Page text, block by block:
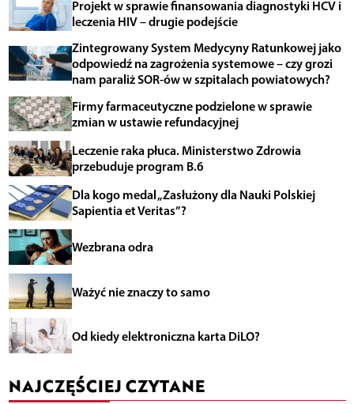
Projekt w sprawie finansowania diagnostyki HCV i
leczenia HIV – drugie podejście
Zintegrowany System Medycyny Ratunkowej jako
odpowiedź na zagrożenia systemowe – czy grozi
nam paraliż SOR-ów w szpitalach powiatowych?
Firmy farmaceutyczne podzielone w sprawie
zmian w ustawie refundacyjnej
Leczenie raka płuca. Ministerstwo Zdrowia
przebuduje program B.6
Dla kogo medal „Zasłużony dla Nauki Polskiej
Sapientia et Veritas”?
Wezbrana odra
Ważyć nie znaczy to samo
Od kiedy elektroniczna karta DiLO?
NAJCZĘŚCIEJ CZYTANE